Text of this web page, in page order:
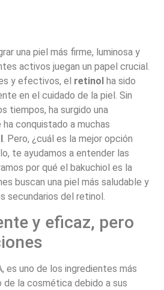
una piel más firme, luminosa y
activos juegan un papel crucial.
y efectivos, el retinol ha sido
en el cuidado de la piel. Sin
tiempos, ha surgido una
conquistado a muchas
. Pero, ¿cuál es la mejor opción
te ayudamos a entender las
por qué el bakuchiol es la
buscan una piel más saludable y
secundarios del retinol.
y eficaz, pero
es uno de los ingredientes más
de la cosmética debido a sus